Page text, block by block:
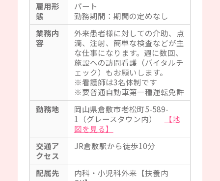
雇用形
態
パート
勤務期間：期間の定めなし
業務内
容
外来患者様に対しての介助、点
滴、注射、簡単な検査などが主
な仕事になります。週に数回、
施設への訪問看護（バイタルチ
ェック）もお願いします。
※看護師は3名体制です
※要普通自動車第一種運転免許
勤務地
岡山県倉敷市老松町5-589-
1（グレースタウン内）
【地
図を見る】
交通ア
クセス
JR倉敷駅から徒歩10分
配属先
内科・小児科外来【扶養内